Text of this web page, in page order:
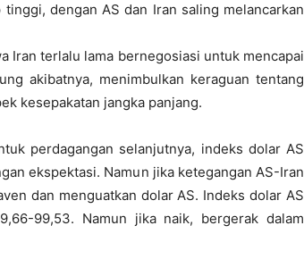
dengan AS dan Iran saling melancarkan
Iran terlalu lama bernegosiasi untuk mencapai
akibatnya, menimbulkan keraguan tentang
kesepakatan jangka panjang.
perdagangan selanjutnya, indeks dolar AS
ekspektasi. Namun jika ketegangan AS-Iran
dan menguatkan dolar AS. Indeks dolar AS
99,53. Namun jika naik, bergerak dalam